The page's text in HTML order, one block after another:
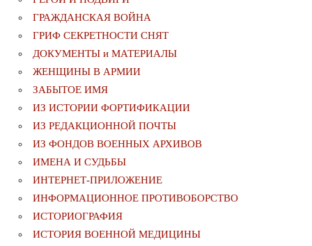
ГРАЖДАНСКАЯ ВОЙНА
ГРИФ СЕКРЕТНОСТИ СНЯТ
ДОКУМЕНТЫ и МАТЕРИАЛЫ
ЖЕНЩИНЫ В АРМИИ
ЗАБЫТОЕ ИМЯ
ИЗ ИСТОРИИ ФОРТИФИКАЦИИ
ИЗ РЕДАКЦИОННОЙ ПОЧТЫ
ИЗ ФОНДОВ ВОЕННЫХ АРХИВОВ
ИМЕНА И СУДЬБЫ
ИНТЕРНЕТ-ПРИЛОЖЕНИЕ
ИНФОРМАЦИОННОЕ ПРОТИВОБОРСТВО
ИСТОРИОГРАФИЯ
ИСТОРИЯ ВОЕННОЙ МЕДИЦИНЫ